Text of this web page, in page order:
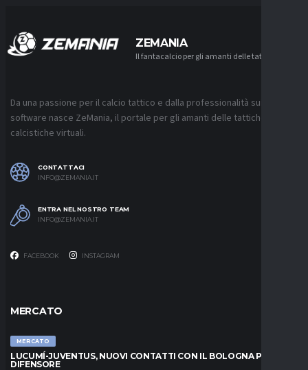
ZEMANIA
Il fantacalcio per gli amanti delle tattiche
Da una passione per il calcio tattico e dalla professionalità sui
software nasce ZeMania, il portale per gli amanti delle tattiche
calcistiche virtuali.
CONTATTACI
INFO@ZEMANIA.IT
ENTRA NEL NOSTRO TEAM
INFO@ZEMANIA.IT
FACEBOOK INSTAGRAM
MERCATO
MERCATO
LUCUMÍ-JUVENTUS, NUOVI CONTATTI CON IL BOLOGNA PER IL
DIFENSORE